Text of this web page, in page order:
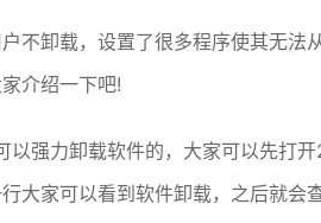
不卸载，设置了很多程序使其无
介绍一下吧!
以强力卸载软件的，大家可以先打
大家可以看到软件卸载，之后就